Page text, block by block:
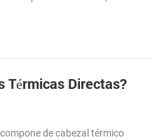
Térmicas Directas?
de cabezal térmico